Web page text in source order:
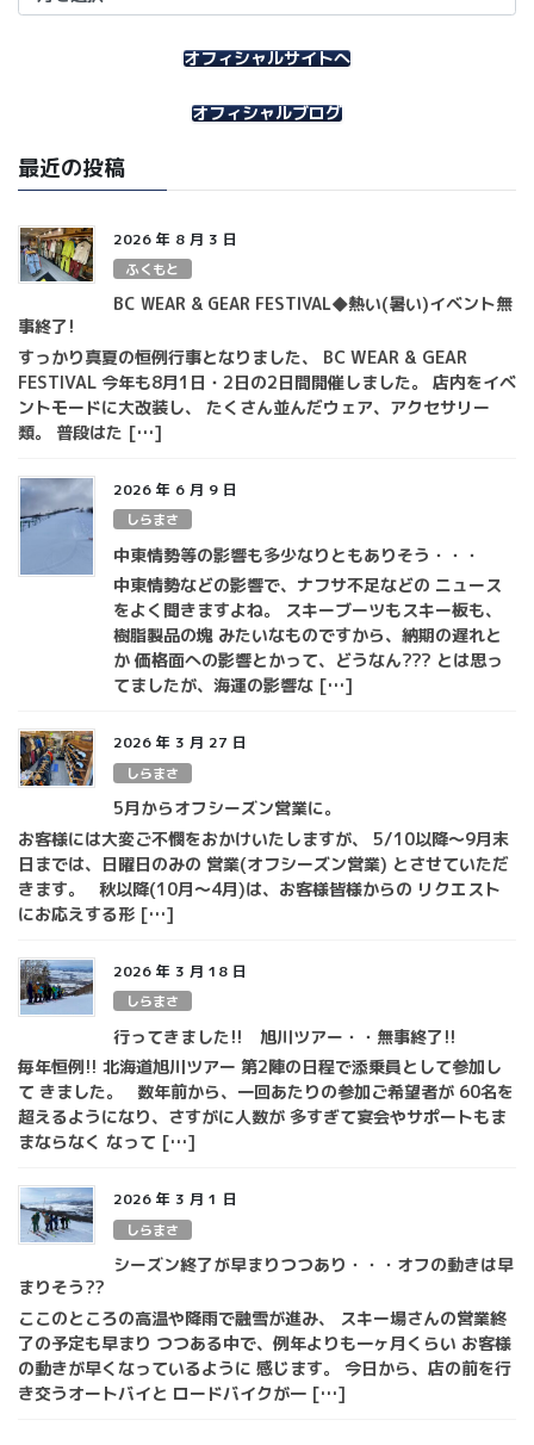
オフィシャルサイトへ
オフィシャルブログ
最近の投稿
2026 年 8 月 3 日
ふくもと
BC WEAR & GEAR FESTIVAL◆熱い(暑い)イベント無
事終了!
すっかり真夏の恒例行事となりました、 BC WEAR & GEAR
FESTIVAL 今年も8月1日・2日の2日間開催しました。 店内をイベ
ントモードに大改装し、 たくさん並んだウェア、アクセサリー
類。 普段はた […]
2026 年 6 月 9 日
しらまさ
中東情勢等の影響も多少なりともありそう・・・
中東情勢などの影響で、ナフサ不足などの ニュース
をよく聞きますよね。 スキーブーツもスキー板も、
樹脂製品の塊 みたいなものですから、納期の遅れと
か 価格面への影響とかって、どうなん??? とは思っ
てましたが、海運の影響な […]
2026 年 3 月 27 日
しらまさ
5月からオフシーズン営業に。
お客様には大変ご不憫をおかけいたしますが、 5/10以降～9月末
日までは、日曜日のみの 営業(オフシーズン営業) とさせていただ
きます。 秋以降(10月～4月)は、お客様皆様からの リクエスト
にお応えする形 […]
2026 年 3 月 18 日
しらまさ
行ってきました!! 旭川ツアー・・無事終了!!
毎年恒例!! 北海道旭川ツアー 第2陣の日程で添乗員として参加し
て きました。 数年前から、一回あたりの参加ご希望者が 60名を
超えるようになり、さすがに人数が 多すぎて宴会やサポートもま
まならなく なって […]
2026 年 3 月 1 日
しらまさ
シーズン終了が早まりつつあり・・・オフの動きは早
まりそう??
ここのところの高温や降雨で融雪が進み、 スキー場さんの営業終
了の予定も早まり つつある中で、例年よりも一ヶ月くらい お客様
の動きが早くなっているように 感じます。 今日から、店の前を行
き交うオートバイと ロードバイクが一 […]